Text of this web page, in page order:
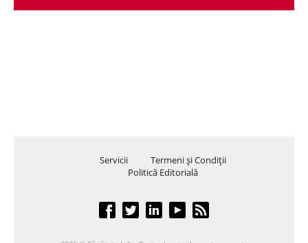
Servicii
Termeni şi Condiţii
Politică Editorială